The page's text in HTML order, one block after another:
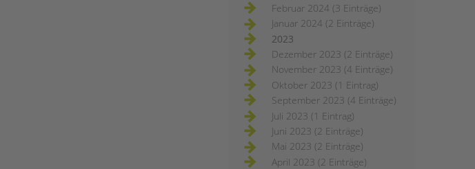
Februar 2024 (3 Einträge)
Januar 2024 (2 Einträge)
2023
Dezember 2023 (2 Einträge)
November 2023 (4 Einträge)
Oktober 2023 (1 Eintrag)
September 2023 (4 Einträge)
Juli 2023 (1 Eintrag)
Juni 2023 (2 Einträge)
Mai 2023 (2 Einträge)
April 2023 (2 Einträge)